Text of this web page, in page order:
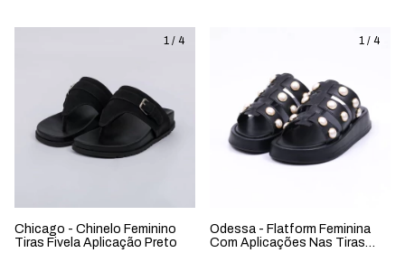
1 / 4
Chicago - Chinelo Feminino
Tiras Fivela Aplicação Preto
1 / 4
Odessa - Flatform Feminina
Com Aplicações Nas Tiras